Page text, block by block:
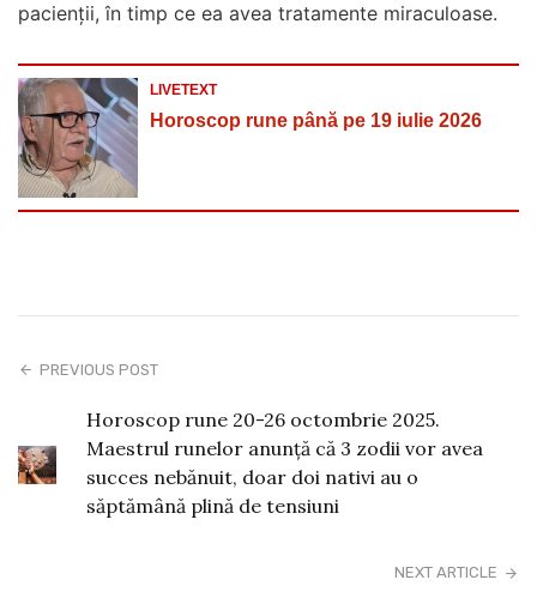
pacienții, în timp ce ea avea tratamente miraculoase.
LIVETEXT
Horoscop rune până pe 19 iulie 2026
PREVIOUS POST
Horoscop rune 20-26 octombrie 2025.
Maestrul runelor anunță că 3 zodii vor avea
succes nebănuit, doar doi nativi au o
săptămână plină de tensiuni
NEXT ARTICLE